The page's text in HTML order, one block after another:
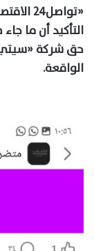
التأكيد أن ما
حق شركة «سيتي
الواقعة.